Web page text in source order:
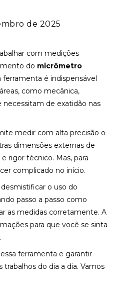
de 2025
com medições
do micrômetro
ferramenta é indispensável
como mecânica,
necessitam de exatidão nas
medir com alta precisão o
dimensões externas de
rigor técnico. Mas, para
complicado no início.
o uso do
passo a passo como
as medidas corretamente. A
para que você se sinta
ferramenta e garantir
do dia a dia. Vamos